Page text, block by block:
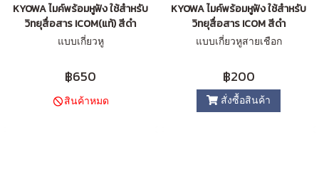
KYOWA ไมค์พร้อมหูฟัง ใช้สำหรับ
วิทยุสื่อสาร ICOM(แท้) สีดำ
แบบเกี่ยวหู
฿650
สินค้าหมด
KYOWA ไมค์พร้อมหูฟัง ใช้สำหรับ
วิทยุสื่อสาร ICOM สีดำ
แบบเกี่ยวหูสายเชือก
฿200
สั่งซื้อสินค้า